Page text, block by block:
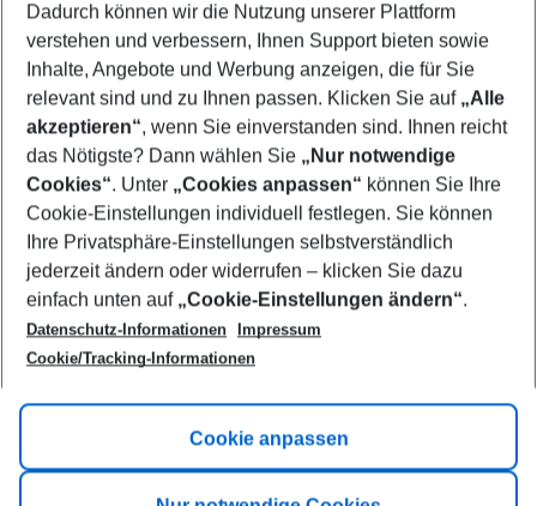
Who will travel
2 adults No children
Show more filter
Footer
Footer navigation
Title A
Link A
Dadurch können wir die Nutzung unserer Plattform
verstehen und verbessern, Ihnen Support bieten sowie
Inhalte, Angebote und Werbung anzeigen, die für Sie
relevant sind und zu Ihnen passen. Klicken Sie auf „Alle
akzeptieren“, wenn Sie einverstanden sind. Ihnen reicht
das Nötigste? Dann wählen Sie „Nur notwendige
Cookies“. Unter „Cookies anpassen“ können Sie Ihre
Cookie-Einstellungen individuell festlegen. Sie können
Ihre Privatsphäre-Einstellungen selbstverständlich
jederzeit ändern oder widerrufen – klicken Sie dazu
einfach unten auf „Cookie-Einstellungen ändern“.
Datenschutz-Informationen
Impressum
Cookie/Tracking-Informationen
Cookie anpassen